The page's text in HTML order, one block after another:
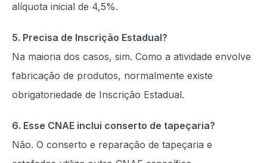
alíquota inicial de 4,5%.
5. Precisa de Inscrição Estadual?
Na maioria dos casos, sim. Como a atividade envolve
fabricação de produtos, normalmente existe
obrigatoriedade de Inscrição Estadual.
6. Esse CNAE inclui conserto de tapeçaria?
Não. O conserto e reparação de tapeçaria e